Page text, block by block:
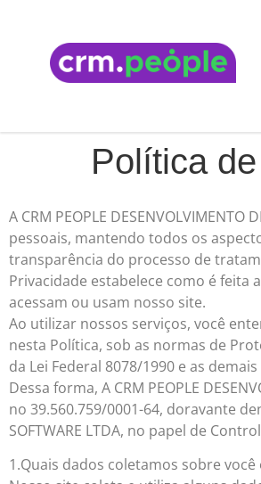
Política
A CRM PEOPLE
pessoais, mantendo todos os
transparência do processo de
Privacidade estabelece como é feita
acessam ou usam nosso site.
Ao utilizar nossos serviços, você
nesta Política, sob as normas de
da Lei Federal 8078/1990 e as
Dessa forma, A CRM PEOPLE
no 39.560.759/0001-64, doravante
SOFTWARE LTDA, no papel de
1.Quais dados coletamos sobre